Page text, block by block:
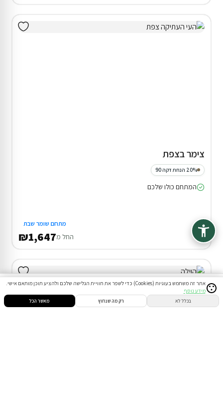
הזמנות הודעות התחבר
צימר בצפת
20% הנחת דקה 90
המתחם כולו שלכם
מתחם שומר שבת
החל מ₪1,647
אתר זה משתמש בעוגיות (Cookies) כדי לשפר את חוויית הגלישה שלכם ולהציע תוכן מותאם אישי.
מידע נוסף
בכלל לא רק מה שנחוץ מאשר הכל